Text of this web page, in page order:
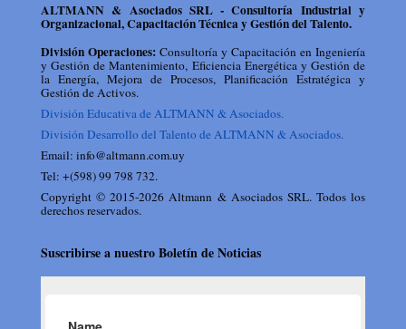
ALTMANN & Asociados SRL - Consultoría Industrial y
Organizacional, Capacitación Técnica y Gestión del Talento.
División Operaciones: Consultoría y Capacitación en Ingeniería
y Gestión de Mantenimiento, Eficiencia Energética y Gestión de
la Energía, Mejora de Procesos, Planificación Estratégica y
Gestión de Activos.
División Educativa de ALTMANN & Asociados.
División Desarrollo del Talento de ALTMANN & Asociados.
Email: info@altmann.com.uy
Tel: +(598) 99 798 732.
Copyright © 2015-2026 Altmann & Asociados SRL. Todos los
derechos reservados.
Suscribirse a nuestro Boletín de Noticias